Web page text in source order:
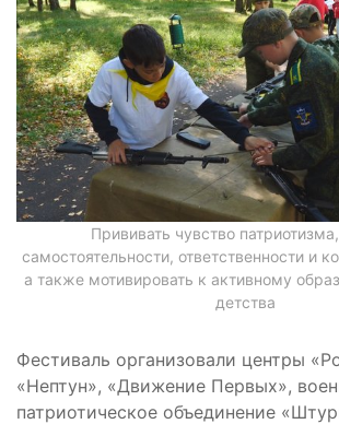
Прививать чувство
самостоятельности, ответственности и
а также мотивировать к активному
детства
Фестиваль организовали центры
«Нептун», «Движение Первых»,
патриотическое объединение